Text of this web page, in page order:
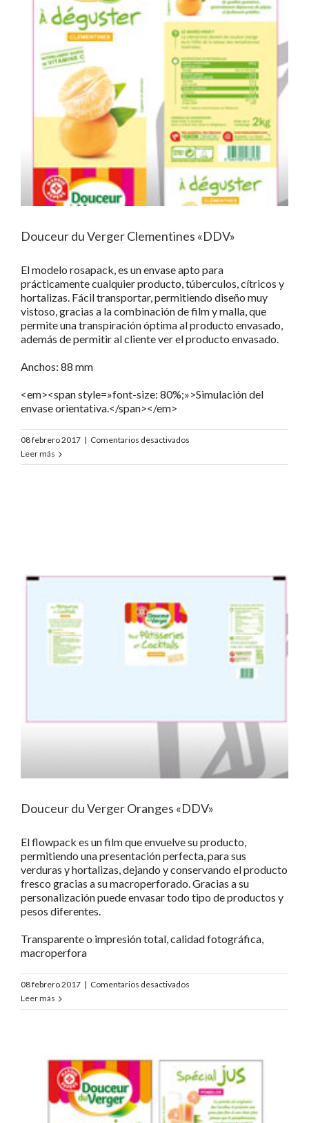
Douceur du Verger Clementines «DDV»
El modelo rosapack, es un envase apto para
prácticamente cualquier producto, túberculos, cítricos y
hortalizas. Fácil transportar, permitiendo diseño muy
vistoso, gracias a la combinación de film y malla, que
permite una transpiración óptima al producto envasado,
además de permitir al cliente ver el producto envasado.
Anchos: 88 mm
<em><span style=»font-size: 80%;»>Simulación del
envase orientativa.</span></em>
08 febrero 2017 | Comentarios desactivados
du
Leer más
Douceur du Verger Oranges «DDV»
El flowpack es un film que envuelve su producto,
permitiendo una presentación perfecta, para sus
verduras y hortalizas, dejando y conservando el producto
fresco gracias a su macroperforado. Gracias a su
personalización puede envasar todo tipo de productos y
pesos diferentes.
Transparente o impresión total, calidad fotográfica,
macroperfora
08 febrero 2017 | Comentarios desactivados
du
Leer más